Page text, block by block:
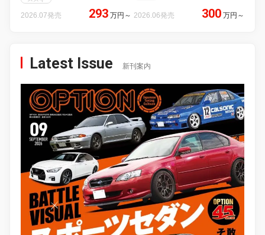
2026.07発売 293 万円 ～ 2026.06発売 300 万円 ～
Latest Issue 新刊案内